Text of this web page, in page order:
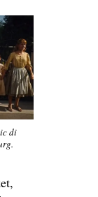
di